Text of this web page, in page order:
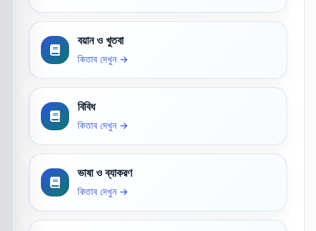
বয়ান ও খুতবা
কিতাব দেখুন →
বিবিধ
কিতাব দেখুন →
ভাষা ও ব্যাকরণ
কিতাব দেখুন →